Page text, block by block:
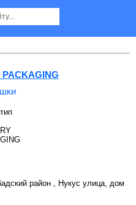
PACKAGING
район , Нукус улица, дом